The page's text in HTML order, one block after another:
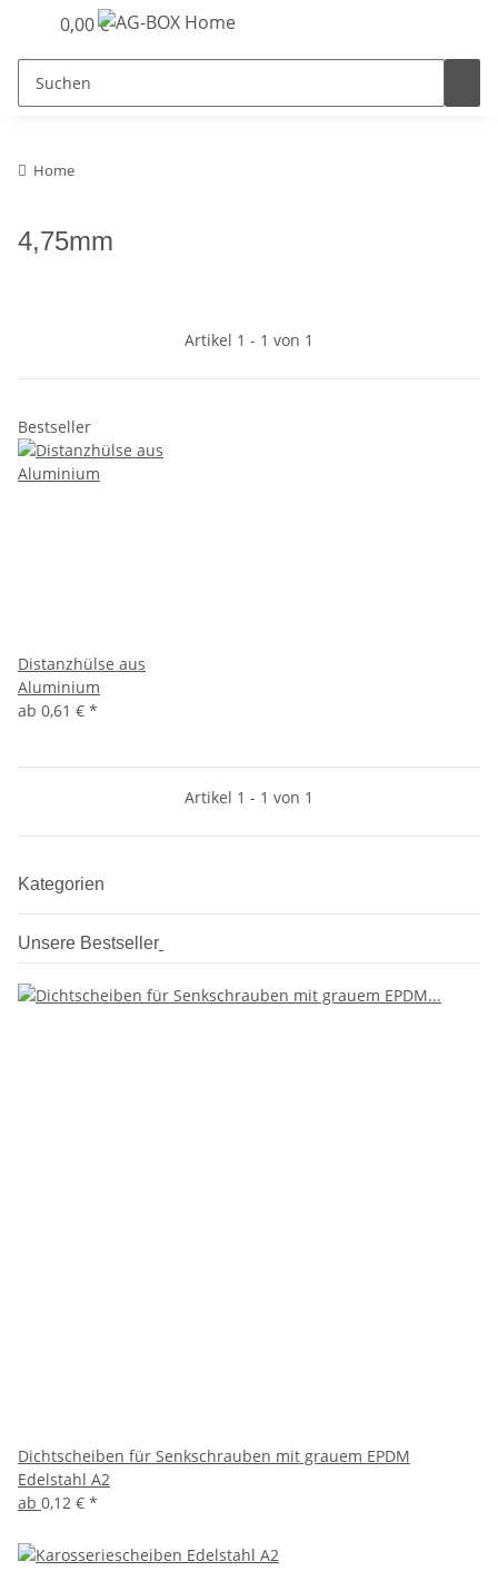
0,00 €
Home
4,75mm
Artikel 1 - 1 von 1
Bestseller
Distanzhülse aus
Aluminium
ab 0,61 € *
Artikel 1 - 1 von 1
Kategorien
Unsere Bestseller
Dichtscheiben für Senkschrauben mit grauem EPDM
Edelstahl A2
ab 0,12 € *